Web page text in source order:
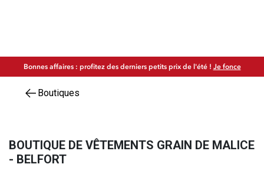
Bonnes affaires : profitez des derniers petits prix de l'été ! Je fonce
Boutiques
BOUTIQUE DE VÊTEMENTS GRAIN DE MALICE
- BELFORT